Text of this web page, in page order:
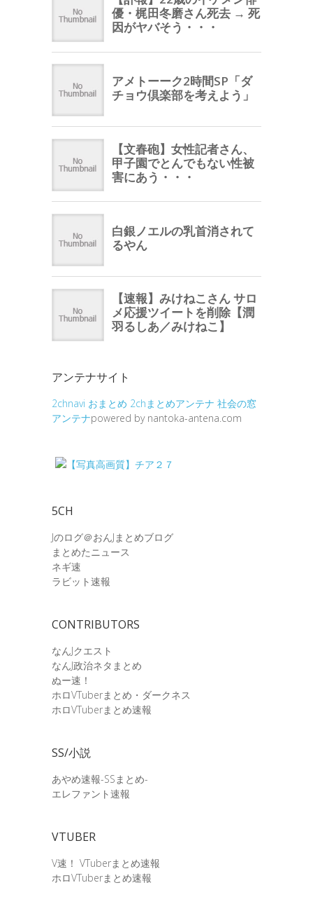
アンテナサイト
2chnavi おまとめ 2chまとめアンテナ 社会の窓
アンテナpowered by nantoka-antena.com
5CH
Jのログ＠おんJまとめブログ
まとめたニュース
ネギ速
ラビット速報
CONTRIBUTORS
なんJクエスト
なんJ政治ネタまとめ
ぬー速！
ホロVTuberまとめ・ダークネス
ホロVTuberまとめ速報
SS/小説
あやめ速報-SSまとめ-
エレファント速報
VTUBER
V速！ VTuberまとめ速報
ホロVTuberまとめ速報